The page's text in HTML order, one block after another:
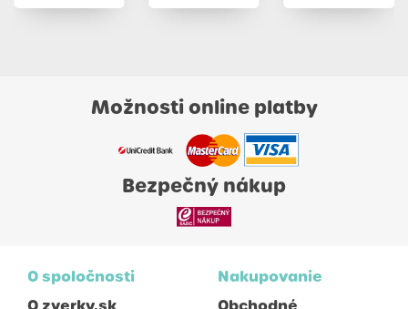
Možnosti online platby
Bezpečný nákup
O spoločnosti
Nakupovanie